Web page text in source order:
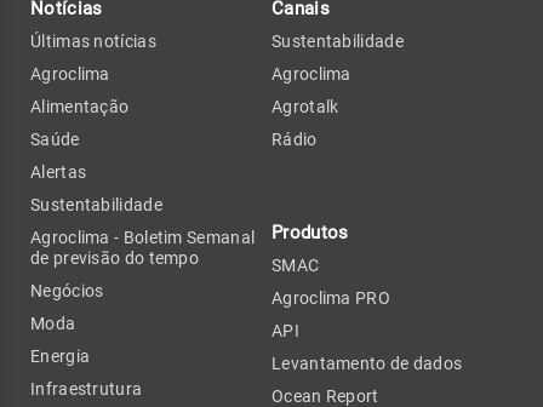
Notícias
Últimas notícias
Agroclima
Alimentação
Saúde
Alertas
Sustentabilidade
Agroclima - Boletim Semanal
de previsão do tempo
Negócios
Moda
Energia
Infraestrutura
Canais
Sustentabilidade
Agroclima
Agrotalk
Rádio
Produtos
SMAC
Agroclima PRO
API
Levantamento de dados
Ocean Report